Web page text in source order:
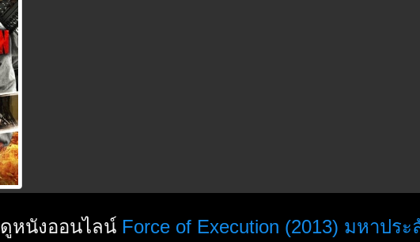
ดูหนังออนไลน์ Force of Execution (2013) มหาปร